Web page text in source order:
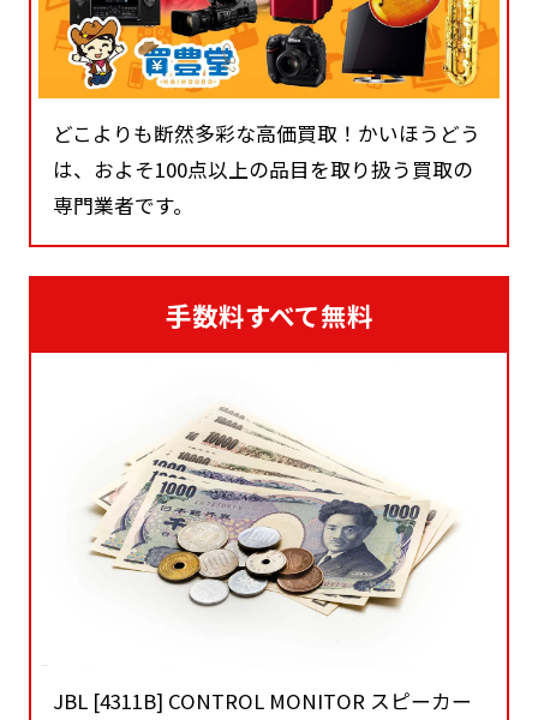
どこよりも断然多彩な高価買取！かいほうどう
は、およそ100点以上の品目を取り扱う買取の
専門業者です。
手数料すべて無料
JBL [4311B] CONTROL MONITOR スピーカー